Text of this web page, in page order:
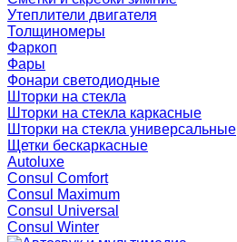
Утеплители двигателя
Толщиномеры
Фаркоп
Фары
Фонари светодиодные
Шторки на стекла
Шторки на стекла каркасные
Шторки на стекла универсальные
Щетки бескаркасные
Autoluxe
Consul Comfort
Consul Maximum
Consul Universal
Consul Winter